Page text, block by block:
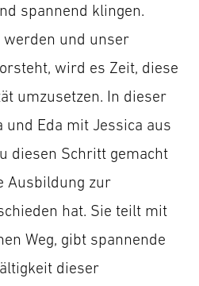
spannend klingen.
und unser
wird es Zeit, diese
umzusetzen. In dieser
und Eda mit Jessica aus
diesen Schritt gemacht
Ausbildung zur
hat. Sie teilt mit
Weg, gibt spannende
dieser